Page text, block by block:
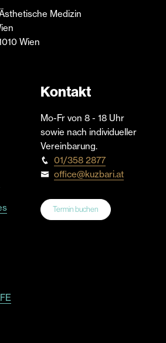
Medizin
Wien
Kontakt
Mo-Fr von 8 - 18 Uhr
sowie nach individueller
Vereinbarung.
01/358 2877
office@kuzbari.at
Termin buchen